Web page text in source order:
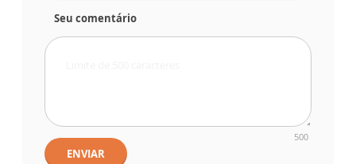
Seu comentário
500
ENVIAR